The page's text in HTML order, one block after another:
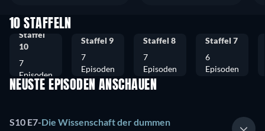
10 STAFFELN
Staffel
10
7
Episoden
Staffel 9
7
Episoden
Staffel 8
7
Episoden
Staffel 7
6
Episoden
NEUSTE EPISODEN ANSCHAUEN
S10 E7-Die Wissenschaft der dummen